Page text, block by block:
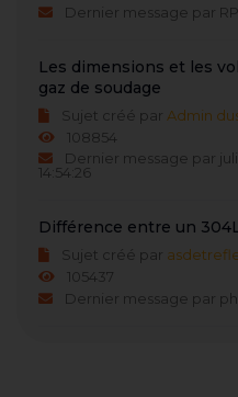
Dernier message par
Les dimensions et les
gaz de soudage
Sujet créé par Admin
108854
Dernier message par
14:54:26
Différence entre un
Sujet créé par
105437
Dernier message par